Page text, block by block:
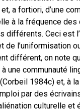
a fortiori, d’une
à la fréquence
différents. Ceci est
de l’uniformisation
différent, on note
à une communauté
1984c) et, à
par des
culturelle